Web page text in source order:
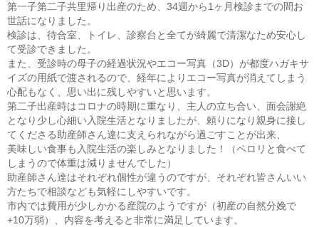
第一子第二子共里帰り出産のため、34週から1ヶ月検診までの間お
世話になりました。
検診は、待合室、トイレ、診察台と全てが綺麗で清潔なため安心し
て受診できました。
また、受診時の母子の経過状況やエコー写真（3D）が都度ハガキサ
イズの用紙で渡されるので、経年によりエコー写真が消えてしまう
心配もなく、思い出に残しやすいと思います。
第二子出産時はコロナの時期に重なり、主人の立ち合い、面会謝絶
となり少し心細い入院生活となりましたが、頼りになり親身に接し
てくださる助産師さん達に支えられながら過ごすことが出来、
美味しい食事も入院生活の楽しみとなりました！（ペロリと食べて
しまうので体重は減りませんでした）
助産師さん達はそれぞれ個性が違うのですが、それぞれ皆さんいい
方たちで相談なども気軽にしやすいです。
市内では費用が少しかかる産院のようですが（初産の自然分娩で
+10万弱）、内容を考えると非常に満足しています。